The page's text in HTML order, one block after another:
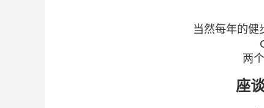
当然每年的健
两
座